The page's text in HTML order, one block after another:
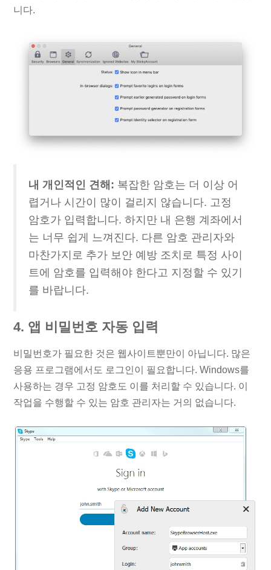
니다.
내 개인적인 견해: 복잡한 암호는 더 이상 어
렵거나 시간이 많이 걸리지 않습니다. 고정
암호가 입력합니다. 하지만 내 은행 계좌에서
는 너무 쉽게 느껴진다. 다른 암호 관리자와
마찬가지로 추가 보안 예방 조치로 특정 사이
트에 암호를 입력해야 한다고 지정할 수 있기
를 바랍니다.
4. 앱 비밀번호 자동 입력
비밀번호가 필요한 것은 웹사이트뿐만이 아닙니다. 많은
응용 프로그램에서도 로그인이 필요합니다. Windows를
사용하는 경우 고정 암호도 이를 처리할 수 있습니다. 이
작업을 수행할 수 있는 암호 관리자는 거의 없습니다.